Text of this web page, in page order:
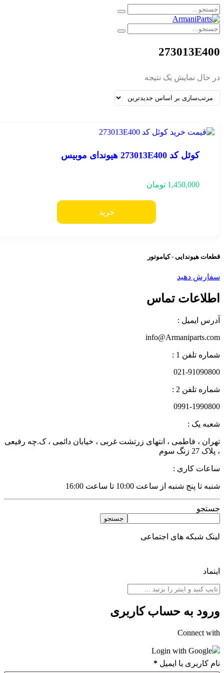
حال نمایش یک نتیجه
کوئل کد 273013E400 هیوندای موبیس
1,450,000 تومان
خرید
هیوندایی - کیاموتور
دهید
تماس
ایمیل :
تلفن 1 :
021-
تلفن 2 :
0991-
یک :
، فاطمی ، انتهای زرتشت غربی ، خیابان دائمی ، ک.چه رفیعی
27 زنگ سوم
کاری :
تا پنج شنبه از ساعت 10:00 تا ساعت 16:00
جستجو
شبکه های اجتماعی
به حساب کاربری
Connect
Login with Google
کاربری یا ایمیل*